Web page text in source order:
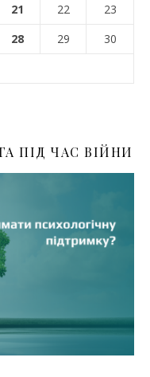
21 22
23
28 29
30
ПІД ЧАС ВІЙНИ